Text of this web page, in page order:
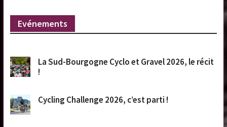
Evénements
La Sud-Bourgogne Cyclo et Gravel 2026, le récit
!
Cycling Challenge 2026, c’est parti !